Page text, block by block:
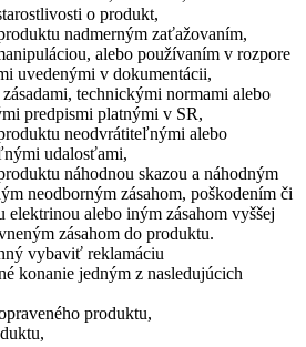
o produkt,
nadmerným zaťažovaním,
alebo používaním v rozpore
uvedenými v dokumentácii,
technickými normami alebo
predpismi platnými v SR,
neodvrátiteľnými alebo
udalosťami,
náhodnou skazou a náhodným
neodborným zásahom, poškodením či
elektrinou alebo iným zásahom vyššej
zásahom do produktu.
vybaviť reklamáciu
konanie jedným z nasledujúcich
produktu,